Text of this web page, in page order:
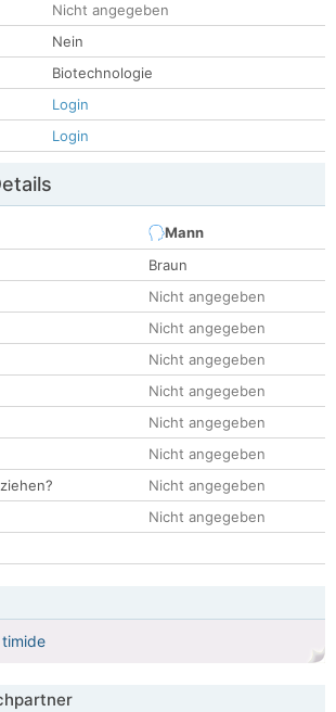
Nicht angegeben
Nein
Biotechnologie
Login
Login
Mann
Braun
Nicht angegeben
Nicht angegeben
Nicht angegeben
Nicht angegeben
Nicht angegeben
Nicht angegeben
Nicht angegeben
Nicht angegeben